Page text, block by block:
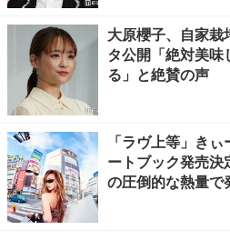
大原櫻子、自家栽
タ公開「絶対美
る」と絶賛の声
「ラヴ上等」き
ートブック発売決
の圧倒的な熱量で